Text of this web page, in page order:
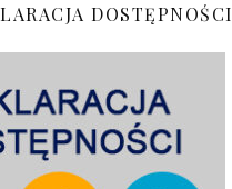
DOSTĘPNOŚCI